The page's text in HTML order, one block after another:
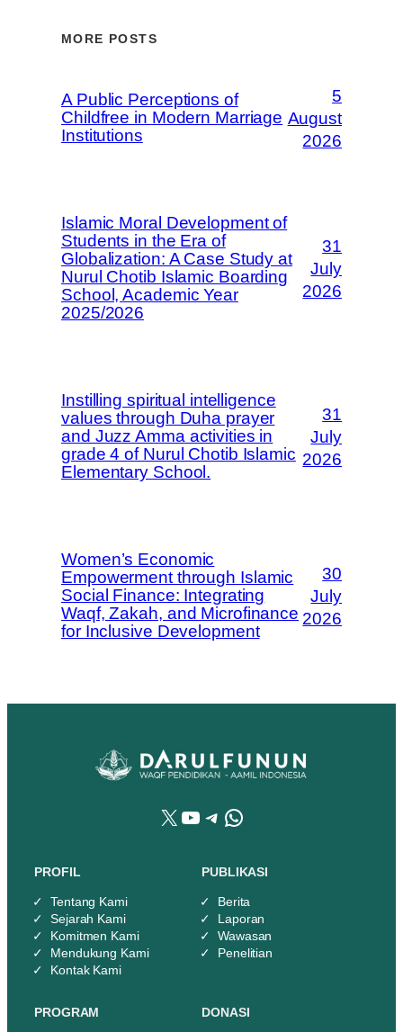
MORE POSTS
A Public Perceptions of
Childfree in Modern Marriage
Institutions
5
August
2026
Islamic Moral Development of
Students in the Era of
Globalization: A Case Study at
Nurul Chotib Islamic Boarding
School, Academic Year
2025/2026
31
July
2026
Instilling spiritual intelligence
values through Duha prayer
and Juzz Amma activities in
grade 4 of Nurul Chotib Islamic
Elementary School.
31
July
2026
Women’s Economic
Empowerment through Islamic
Social Finance: Integrating
Waqf, Zakah, and Microfinance
for Inclusive Development
30
July
2026
X YouTube Telegram WhatsApp
PROFIL
Tentang Kami
Sejarah Kami
Komitmen Kami
Mendukung Kami
Kontak Kami
PUBLIKASI
Berita
Laporan
Wawasan
Penelitian
PROGRAM DONASI